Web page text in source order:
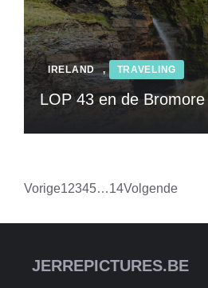
IRELAND , TRAVELING
LOP 43 en de
Vorige12345…14Volgende
JERREPICTURES.BE